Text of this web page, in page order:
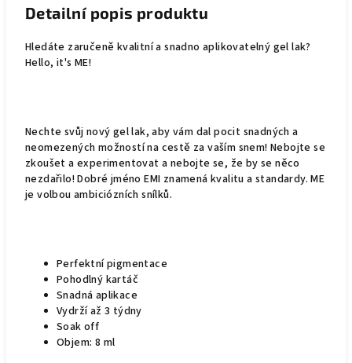
Detailní popis produktu
Hledáte zaručeně kvalitní a snadno aplikovatelný gel lak?
Hello, it's ME!
Nechte svůj nový gel lak, aby vám dal pocit snadných a
neomezených možností na cestě za vaším snem! Nebojte se
zkoušet a experimentovat a nebojte se, že by se něco
nezdařilo! Dobré jméno EMI znamená kvalitu a standardy. ME
je volbou ambiciózních snílků.
Perfektní pigmentace
Pohodlný kartáč
Snadná aplikace
Vydrží až 3 týdny
Soak off
Objem: 8 ml